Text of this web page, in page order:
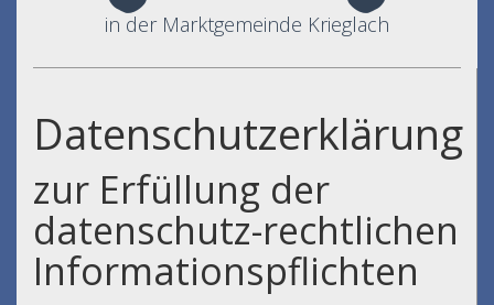
in der Marktgemeinde Krieglach
Datenschutzerklärung
zur Erfüllung der
datenschutz-rechtlichen
Informationspflichten